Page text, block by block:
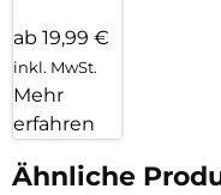
ab 19,99 €
inkl. MwSt.
Mehr
erfahren
Ähnliche